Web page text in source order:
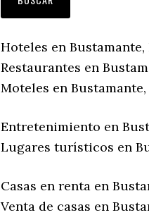
Hoteles en Bustamante,
Restaurantes en
Moteles en Bustamante,
Entretenimiento en
Lugares turísticos en
Casas en renta en
Venta de casas en